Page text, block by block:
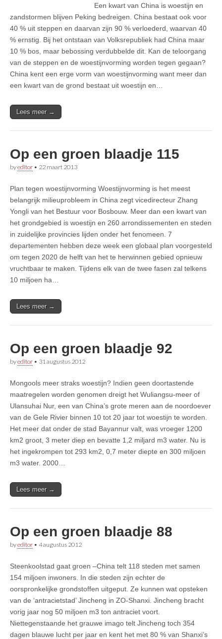
Een kwart van China is woestijn en
zandstormen blijven Peking bedreigen. China bestaat ook voor
40 % uit steppen en daarvan zijn 90 % verloederd, waarvan 40
% ernstig. Bij het ontstaan van Volksrepubliek had China maar
10 % bos, maar bebossing verdubbelde dit. Kan de teloorgang
van de steppen en de woestijnvorming worden tegen gegaan?
China kent een erge vorm van woestijnvorming want meer dan
een kwart van de grond bestaat uit woestijn en…
Lees meer →
Op een groen blaadje 115
byeditor • 22 maart 2013
Plan tegen woestijnvorming Woestijnvorming is het meest
belangrijk milieuprobleem in China zegt vicedirecteur Zhang
Yongli van het Bestuur voor Bosbouw. Meer dan een kwart van
het grondgebied is woestijn en 260 arrondissementen en steden
in zuidelijke provincies lijden onder het fenomeen. 7
departementen hebben deze week een globaal plan voorgesteld
om tegen 2020 de helft van het te herwinnen gebied opnieuw
vruchtbaar te maken. Tijdens elk van de twee fasen zal telkens
10 miljoen ha…
Lees meer →
Op een groen blaadje 92
byeditor • 31 augustus 2012
Mongools meer straks woestijn? Indien geen doortastende
maatregelen worden genomen dreigt het Wuliangsu-meer of
Ulansuhai Nur, een van China’s grote meren aan de noordoever
van de Gele Rivier binnen 10 tot 20 jaar tot woestijn te worden.
Het meer dat onder de stad Bayannur valt, was vroeger 1200
km2 groot, 3 meter diep en bevatte 1,2 miljard m3 water. Nu is
het ingekrompen tot 293 km2, 0,7 meter diepte en 300 miljoen
m3 water. 2000…
Lees meer →
Op een groen blaadje 88
byeditor • 4 augustus 2012
Steenkoolstad gaat groen –China telt 118 steden met samen
154 miljoen inwoners. In die steden zijn echter de
oorspronkelijke grondstoffen uitgeput. Ze kunnen wat opsteken
van de ‘antracietstad’ Jincheng in ZO-Shanxi. Jincheng bracht
vorig jaar nog 50 miljoen m3 ton antraciet voort.
Niettegenstaande het grauwe imago telt Jincheng toch 354
dagen blauwe lucht per jaar en kent het met 80 % van Shanxi’s